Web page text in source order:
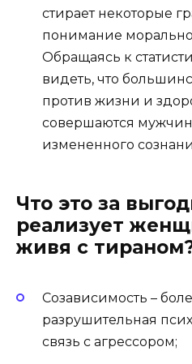
стирает некоторые
понимание
Обращаясь к
видеть, что
против жизни и
совершаются
измененного
Что это за
реализует
живя с
Созависимость –
разрушительная
связь с агрессором;